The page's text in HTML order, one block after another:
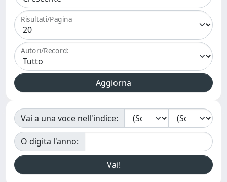
Risultati/Pagina
Autori/Record:
Vai a una voce nell'indice:
O digita l'anno: